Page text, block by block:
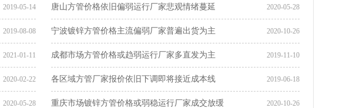
2019-05-14 2020-05-28
唐山方管价格依旧偏弱运行厂家悲观情绪蔓延
2019-08-08 2020-10-26
宁波镀锌方管价格主流偏弱厂家普遍出货为主
2021-01-11 2019-11-10
成都市场方管价格或趋弱运行厂家多直发为主
2020-02-22 2019-06-18
各区域方管厂家报价依旧下调即将接近成本线
2020-05-28 2020-10-26
重庆市场镀锌方管价格或弱稳运行厂家成交放缓